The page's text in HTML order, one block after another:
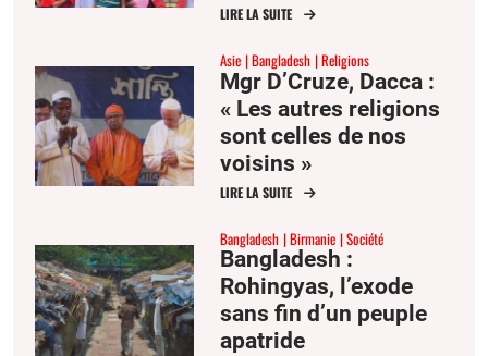
LIRE LA SUITE
Asie Bangladesh Religions
Mgr D’Cruze, Dacca :
« Les autres religions
sont celles de nos
voisins »
LIRE LA SUITE
Bangladesh Birmanie Société
Bangladesh :
Rohingyas, l’exode
sans fin d’un peuple
apatride